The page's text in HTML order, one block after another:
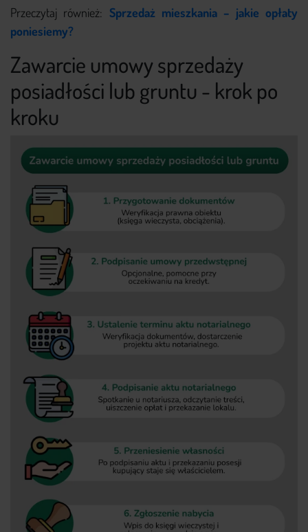
Przeczytaj również: Sprzedaż mieszkania – jakie opłaty
poniesiemy?
Zawarcie umowy sprzedaży
posiadłości lub gruntu - krok po
kroku